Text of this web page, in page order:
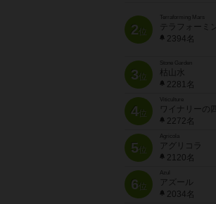
2位
Terraforming Mars
テラフォーミ
2394名
3位
Stone Garden
枯山水
2281名
4位
Viticulture
ワイナリーの
2272名
5位
Agricola
アグリコラ
2120名
6位
Azul
アズール
2034名